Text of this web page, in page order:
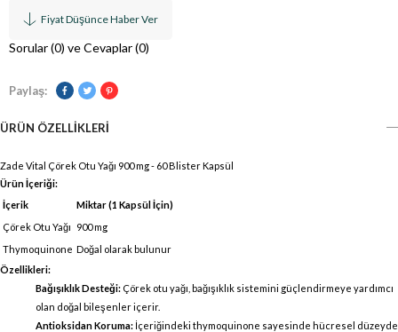
Fiyat Düşünce Haber Ver
Sorular (0) ve Cevaplar (0)
Paylaş:
ÜRÜN ÖZELLIKLERI
Zade Vital Çörek Otu Yağı 900 mg - 60 Blister Kapsül
Ürün İçeriği:
İçerik
Miktar (1 Kapsül İçin)
Çörek Otu Yağı
900 mg
Thymoquinone Doğal olarak bulunur
Özellikleri:
Bağışıklık Desteği: Çörek otu yağı, bağışıklık sistemini güçlendirmeye yardımcı
olan doğal bileşenler içerir.
Antioksidan Koruma: İçeriğindeki thymoquinone sayesinde hücresel düzeyde